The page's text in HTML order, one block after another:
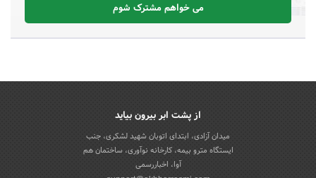
می خواهم مشترک شوم
از پشت ابر بیرون بیاید
میدان آزادی، ابتدای اتوبان شهید لشکری، جنب
ایستگاه مترو بیمه، کارخانه نوآوری، ساختمان هم
آوا، اخباررسمی